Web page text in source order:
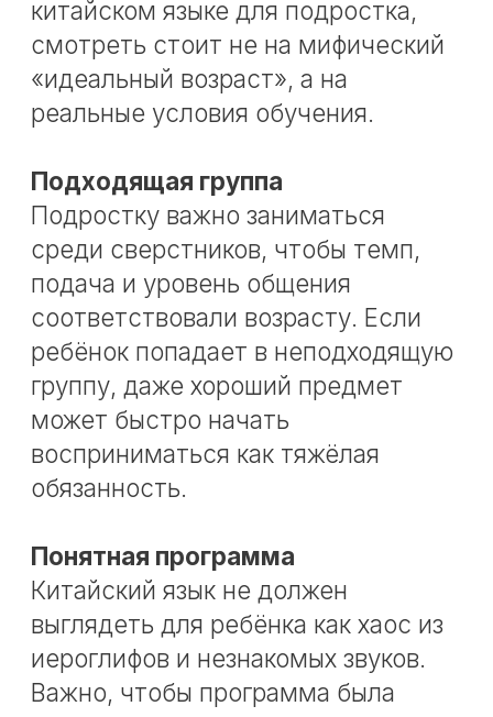
которое развивает, расширяет
кругозор и даёт ребёнку ощущение
движения вперёд. Например, как у
нас вЕврошколе
ПОЛЕЗНЫЕ МАТЕРИАЛЫ КИТАЙСКИЙ